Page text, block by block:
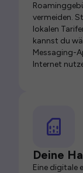
vermeiden.
lokalen
kannst du
Messaging-
Internet
Deine
Eine digitale